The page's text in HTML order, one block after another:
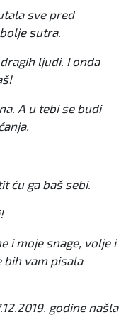
sve pred
sutra.
ljudi. I onda
A u tebi se budi
ću ga baš sebi.
i moje snage, volje i
bih vam pisala
godine našla